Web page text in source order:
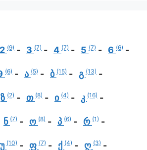
2 (9) 3 (7) 4 (7) 5 (7) 6 (6)
(6) ა (5) ბ (15) გ (13)
ზ (2) თ (8) ი (4) კ (16)
ნ (7) ო (8) პ (6) რ (1)
უ (10) ფ (7) ქ (4) ღ (3)